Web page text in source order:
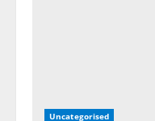
Uncategorised